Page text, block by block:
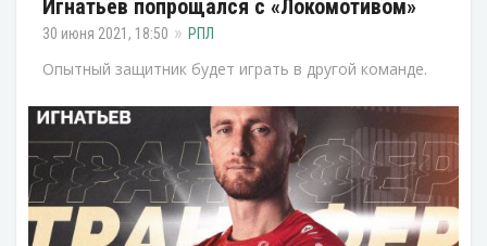
Игнатьев попрощался с «Локомотивом»
30 июня 2021, 18:50 РПЛ
Опытный защитник будет играть в другой команде.